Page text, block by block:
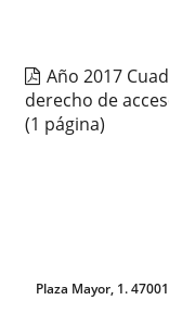
Año 2017
derecho de
(1 página)
Plaza Mayor, 1.